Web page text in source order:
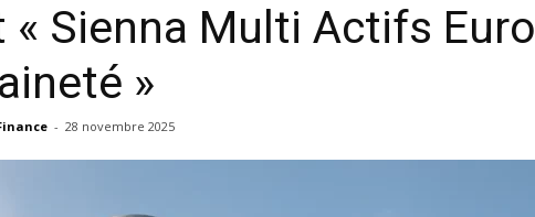
« Sienna Multi Actifs Euro
»
- 28 novembre 2025